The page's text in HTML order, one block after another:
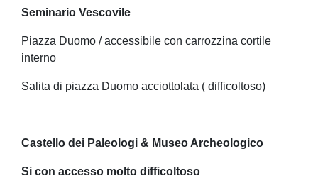
Seminario Vescovile
Piazza Duomo / accessibile con carrozzina cortile
interno
Salita di piazza Duomo acciottolata ( difficoltoso)
Castello dei Paleologi & Museo Archeologico
Si con accesso molto difficoltoso